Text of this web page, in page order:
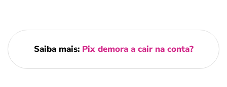
Saiba mais: Pix demora a cair na conta?